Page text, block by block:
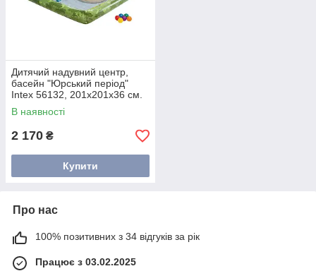
Дитячий надувний центр,
басейн "Юрський період"
Intex 56132, 201x201x36 см.
В наявності
2 170 ₴
Купити
Про нас
100% позитивних з 34 відгуків за рік
Працює з 03.02.2025